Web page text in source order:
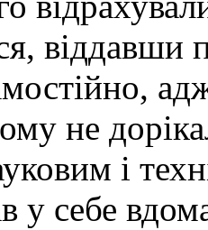
віддавши
не
і
у себе